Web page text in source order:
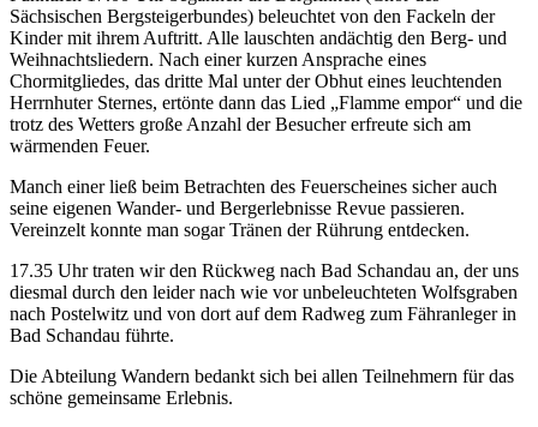
Sächsischen Bergsteigerbundes) beleuchtet von den Fackeln der
Kinder mit ihrem Auftritt. Alle lauschten andächtig den Berg- und
Weihnachtsliedern. Nach einer kurzen Ansprache eines
Chormitgliedes, das dritte Mal unter der Obhut eines leuchtenden
Herrnhuter Sternes, ertönte dann das Lied „Flamme empor“ und die
trotz des Wetters große Anzahl der Besucher erfreute sich am
wärmenden Feuer.
Manch einer ließ beim Betrachten des Feuerscheines sicher auch
seine eigenen Wander- und Bergerlebnisse Revue passieren.
Vereinzelt konnte man sogar Tränen der Rührung entdecken.
17.35 Uhr traten wir den Rückweg nach Bad Schandau an, der uns
diesmal durch den leider nach wie vor unbeleuchteten Wolfsgraben
nach Postelwitz und von dort auf dem Radweg zum Fähranleger in
Bad Schandau führte.
Die Abteilung Wandern bedankt sich bei allen Teilnehmern für das
schöne gemeinsame Erlebnis.